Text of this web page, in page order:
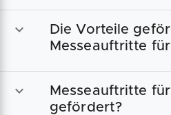
Die Vorteile
Messeauftritte für
Messeauftritte
gefördert?